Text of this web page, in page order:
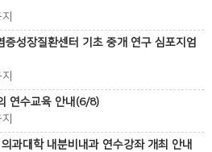
성장질환센터 기초 중개 연구 심포지엄
연수교육 안내(6/8)
과대학 내분비내과 연수강좌 개최 안내